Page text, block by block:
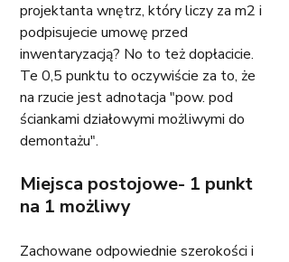
projektanta wnętrz, który liczy za m2 i
podpisujecie umowę przed
inwentaryzacją? No to też dopłacicie.
Te 0,5 punktu to oczywiście za to, że
na rzucie jest adnotacja "pow. pod
ściankami działowymi możliwymi do
demontażu".
Miejsca postojowe- 1 punkt
na 1 możliwy
Zachowane odpowiednie szerokości i